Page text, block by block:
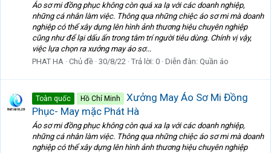
Áo sơ mi đồng phục không còn quá xa lạ với các doanh nghiệp,
những cá nhân làm việc. Thông qua những chiệc áo sơ mi mà doanh
nghiệp có thể xây dựng lên hình ảnh thương hiệu chuyên nghiệp
cũng như để lại dấu ấn trong tâm trí người tiêu dùng. Chính vị vậy,
việc lựa chọn ra xưởng may áo sơ...
PHAT HA Chủ đề 30/8/22 Trả lời: 0 Diễn đàn: Quần áo
Toàn quốc Hồ Chí Minh
Xưởng May Áo Sơ Mi Đồng
Phục- May mặc Phát Hà
Áo sơ mi đồng phục không còn quá xa lạ với các doanh nghiệp,
những cá nhân làm việc. Thông qua những chiệc áo sơ mi mà doanh
nghiệp có thể xây dựng lên hình ảnh thương hiệu chuyên nghiệp